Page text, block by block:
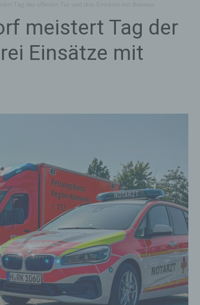
meistert Tag der
Einsätze mit